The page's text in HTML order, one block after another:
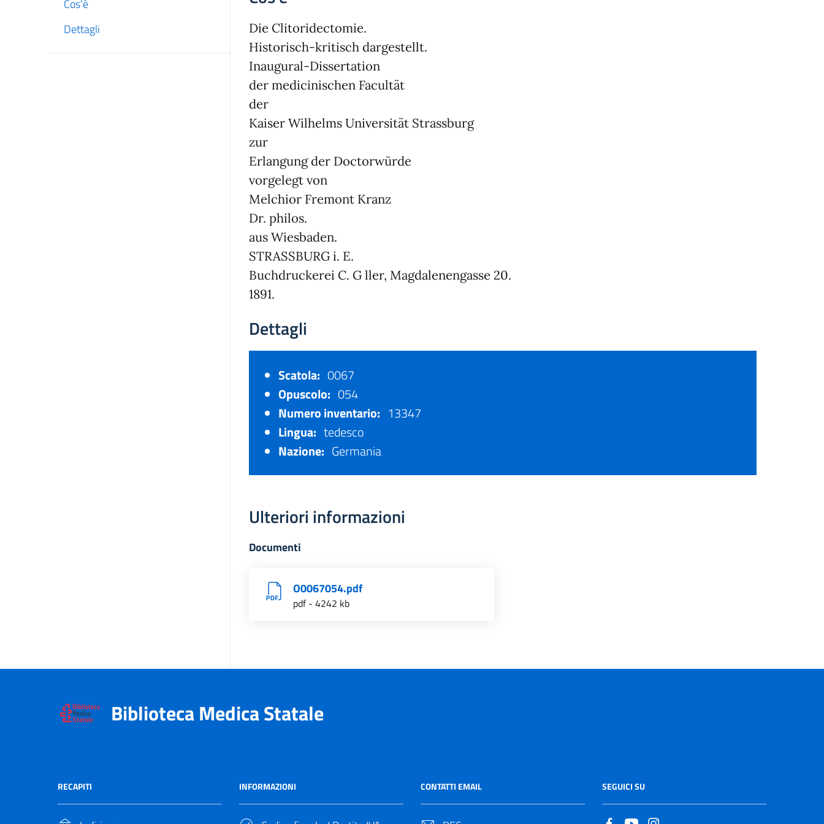
Cos'è
Dettagli
Die Clitoridectomie.
Historisch-kritisch dargestellt.
Inaugural-Dissertation
der medicinischen Facultät
der
Kaiser Wilhelms Universität Strassburg
zur
Erlangung der Doctorwürde
vorgelegt von
Melchior Fremont Kranz
Dr. philos.
aus Wiesbaden.
STRASSBURG i. E.
Buchdruckerei C. G ller, Magdalenengasse 20.
1891.
Dettagli
Scatola: 0067
Opuscolo: 054
Numero inventario: 13347
Lingua: tedesco
Nazione: Germania
Ulteriori informazioni
Documenti
O0067054.pdf
pdf - 4242 kb
Biblioteca Medica Statale
RECAPITI INFORMAZIONI CONTATTI EMAIL SEGUICI SU